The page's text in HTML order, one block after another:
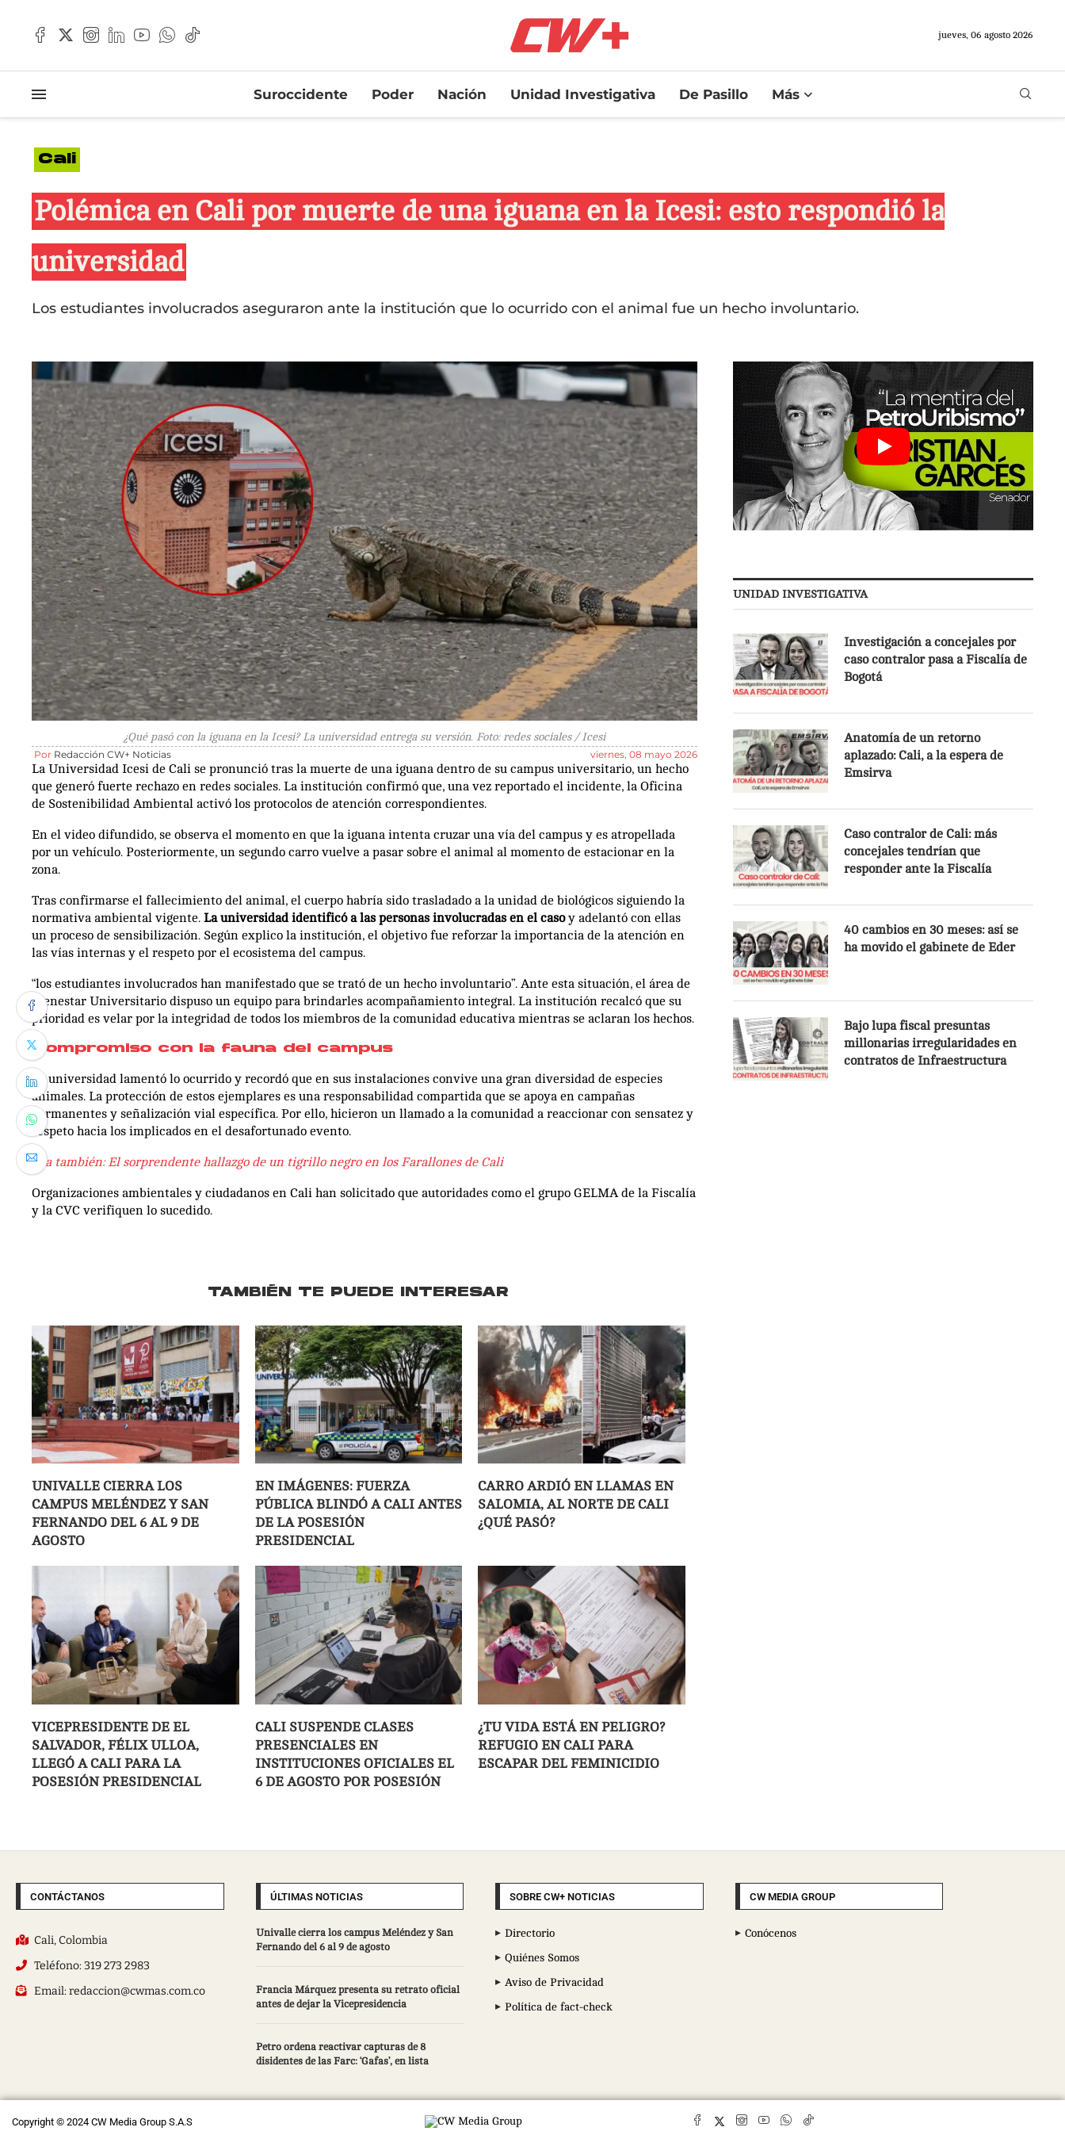
jueves, 06 agosto 2026
Suroccidente Poder Nación Unidad Investigativa De Pasillo Más
Cali
Polémica en Cali por muerte de una iguana en la Icesi: esto respondió la
universidad
Los estudiantes involucrados aseguraron ante la institución que lo ocurrido con el animal fue un hecho involuntario.
¿Qué pasó con la iguana en la Icesi? La universidad entrega su versión. Foto: redes sociales / Icesi
Por Redacción CW+ Noticias viernes, 08 mayo 2026
La Universidad Icesi de Cali se pronunció tras la muerte de una iguana dentro de su campus universitario, un hecho
que generó fuerte rechazo en redes sociales. La institución confirmó que, una vez reportado el incidente, la Oficina
de Sostenibilidad Ambiental activó los protocolos de atención correspondientes.
En el video difundido, se observa el momento en que la iguana intenta cruzar una vía del campus y es atropellada
por un vehículo. Posteriormente, un segundo carro vuelve a pasar sobre el animal al momento de estacionar en la
zona.
Tras confirmarse el fallecimiento del animal, el cuerpo habría sido trasladado a la unidad de biológicos siguiendo la
normativa ambiental vigente. La universidad identificó a las personas involucradas en el casoy adelantó con ellas
un proceso de sensibilización. Según explico la institución, el objetivo fue reforzar la importancia de la atención en
las vías internas y el respeto por el ecosistema del campus.
“los estudiantes involucrados han manifestado que se trató de un hecho involuntario”. Ante esta situación, el área de
Bienestar Universitario dispuso un equipo para brindarles acompañamiento integral. La institución recalcó que su
prioridad es velar por la integridad de todos los miembros de la comunidad educativa mientras se aclaran los hechos.
Compromiso con la fauna del campus
La universidad lamentó lo ocurrido y recordó que en sus instalaciones convive una gran diversidad de especies
animales. La protección de estos ejemplares es una responsabilidad compartida que se apoya en campañas
permanentes y señalización vial específica. Por ello, hicieron un llamado a la comunidad a reaccionar con sensatez y
respeto hacia los implicados en el desafortunado evento.
Lea también: El sorprendente hallazgo de un tigrillo negro en los Farallones de Cali
Organizaciones ambientales y ciudadanos en Cali han solicitado que autoridades como el grupo GELMA de la Fiscalía
y la CVC verifiquen lo sucedido.
TAMBIÉN TE PUEDE INTERESAR
UNIVALLE CIERRA LOS
CAMPUS MELÉNDEZ Y SAN
FERNANDO DEL 6 AL 9 DE
AGOSTO
EN IMÁGENES: FUERZA
PÚBLICA BLINDÓ A CALI ANTES
DE LA POSESIÓN
PRESIDENCIAL
CARRO ARDIÓ EN LLAMAS EN
SALOMIA, AL NORTE DE CALI
¿QUÉ PASÓ?
VICEPRESIDENTE DE EL
SALVADOR, FÉLIX ULLOA,
LLEGÓ A CALI PARA LA
POSESIÓN PRESIDENCIAL
CALI SUSPENDE CLASES
PRESENCIALES EN
INSTITUCIONES OFICIALES EL
6 DE AGOSTO POR POSESIÓN
¿TU VIDA ESTÁ EN PELIGRO?
REFUGIO EN CALI PARA
ESCAPAR DEL FEMINICIDIO
UNIDAD INVESTIGATIVA
Investigación a concejales por
caso contralor pasa a Fiscalía de
Bogotá
Anatomía de un retorno
aplazado: Cali, a la espera de
Emsirva
Caso contralor de Cali: más
concejales tendrían que
responder ante la Fiscalía
40 cambios en 30 meses: así se
ha movido el gabinete de Eder
Bajo lupa fiscal presuntas
millonarias irregularidades en
contratos de Infraestructura
CONTÁCTANOS
Cali, Colombia
Teléfono: 319 273 2983
Email: redaccion@cwmas.com.co
ÚLTIMAS NOTICIAS
Univalle cierra los campus Meléndez y San
Fernando del 6 al 9 de agosto
Francia Márquez presenta su retrato oficial
antes de dejar la Vicepresidencia
Petro ordena reactivar capturas de 8
disidentes de las Farc: ‘Gafas’, en lista
SOBRE CW+ NOTICIAS
Directorio
Quiénes Somos
Aviso de Privacidad
Política de fact-check
CW MEDIA GROUP
Conócenos
Copyright © 2024 CW Media Group S.A.S